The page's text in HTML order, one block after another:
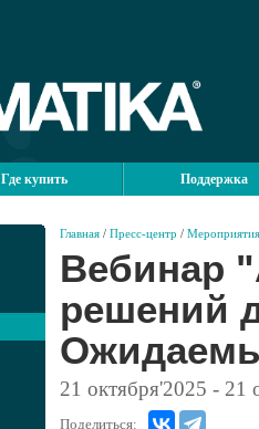
Где купить Поддержка
Главная / Пресс-центр / Мероприятия
Вебинар
решений
21 октября'2025 - 21
Поделиться: